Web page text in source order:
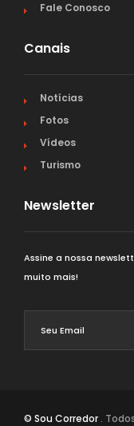
Fale Conosco
Canais
Notícias
Fotos
Vídeos
Turismo
Newsletter
Assine a nossa
muito mais!
© Sou Corredor.